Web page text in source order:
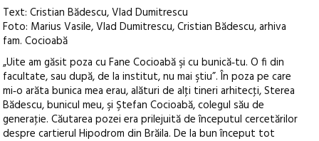
Text: Cristian Bădescu, Vlad Dumitrescu
Foto: Marius Vasile, Vlad Dumitrescu, Cristian Bădescu, arhiva
fam. Cocioabă
„Uite am găsit poza cu Fane Cocioabă şi cu bunică‑tu. O fi din
facultate, sau după, de la institut, nu mai ştiu”. În poza pe care
mi‑o arăta bunica mea erau, alături de alţi tineri arhitecţi, Sterea
Bădescu, bunicul meu, şi Ştefan Cocioabă, colegul său de
generaţie. Căutarea pozei era prilejuită de începutul cercetărilor
despre cartierul Hipodrom din Brăila. De la bun început tot